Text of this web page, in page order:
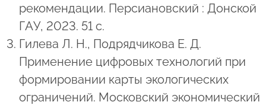
рекомендации. Персиановский : Донской
ГАУ, 2023. 51 с.
Гилева Л. Н., Подрядчикова Е. Д.
Применение цифровых технологий при
формировании карты экологических
ограничений. Московский экономический